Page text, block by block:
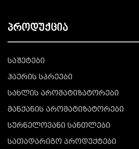
პროდუქცია
საშეტები
ჰაერის სპრეები
სახლის არომატიზატორები
მანქანის არომატიზატორები
სურნელოვანი სანთლები
სათადარიგო პროდუქტები